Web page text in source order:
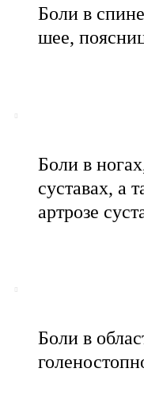
Боли в
шее,
Боли в
суставах, а
артрозе
Боли в